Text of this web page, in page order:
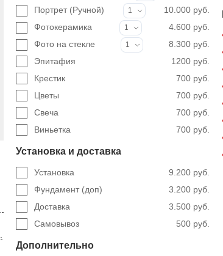
Портрет (Ручной)
1
10.000 руб.
Фотокерамика
1
4.600 руб.
Фото на стекле
1
8.300 руб.
1200 руб.
Эпитафия
700 руб.
Крестик
700 руб.
Цветы
700 руб.
Свеча
700 руб.
Виньетка
Установка и доставка
9.200 руб.
Установка
3.200 руб.
Фундамент (доп)
3.500 руб.
Доставка
500 руб.
Самовывоз
Дополнительно